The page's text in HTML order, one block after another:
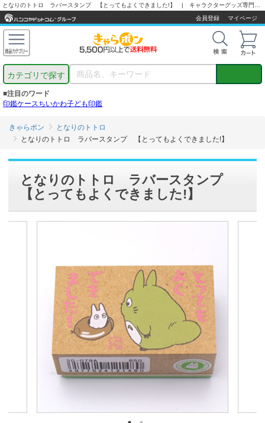
会員登録
マイページ
カテゴリで探す
■注目のワード
印鑑ケースちいかわ子ども印鑑
きゃらポン
となりのトトロ
となりのトトロ ラバースタンプ 【とってもよくできました!】
となりのトトロ ラバースタンプ
【とってもよくできました!】